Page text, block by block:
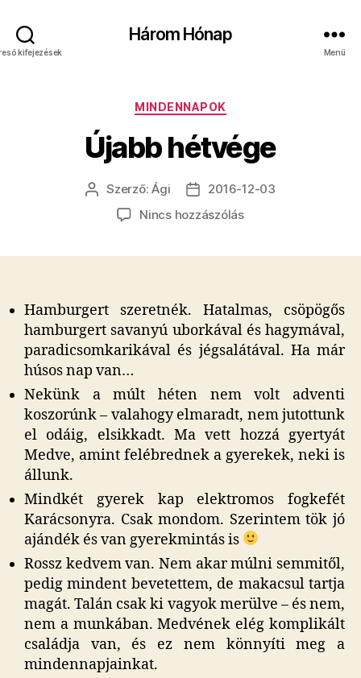
kifejezések
Három Hónap
Menü
Kategóriák
MINDENNAPOK
Újabb hétvége
Bejegyzés
szerzője
Szerző:Ági
Bejegyzés
dátuma
2016-12-03
Nincs hozzászólása(z)
Hamburgert szeretnék. Hatalmas, csöpögős
hamburgert savanyú uborkával és hagymával,
paradicsomkarikával és jégsalátával. Ha már
húsos nap van…
Nekünk a múlt héten nem volt adventi
koszorúnk – valahogy elmaradt, nem jutottunk
el odáig, elsikkadt. Ma vett hozzá gyertyát
Medve, amint felébrednek a gyerekek, neki is
állunk.
Mindkét gyerek kap elektromos fogkefét
Karácsonyra. Csak mondom. Szerintem tök jó
ajándék és van gyerekmintás is
Rossz kedvem van. Nem akar múlni semmitől,
pedig mindent bevetettem, de makacsul tartja
magát. Talán csak ki vagyok merülve – és nem,
nem a munkában. Medvének elég komplikált
családja van, és ez nem könnyíti meg a
mindennapjainkat.